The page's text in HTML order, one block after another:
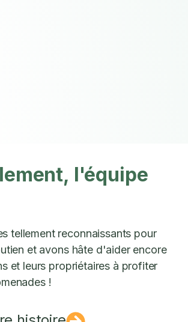
l'équipe
tellement reconnaissants pour
et avons hâte d'aider encore
et leurs propriétaires à profiter
!